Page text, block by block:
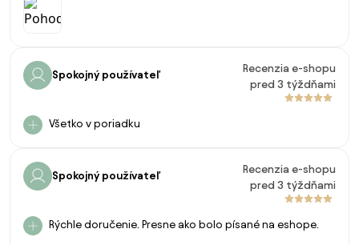
Spokojný používateľ
Recenzia e-shopu
pred 3 týždňami
Všetko v poriadku
Spokojný používateľ
Recenzia e-shopu
pred 3 týždňami
Rýchle doručenie. Presne ako bolo písané na eshope.